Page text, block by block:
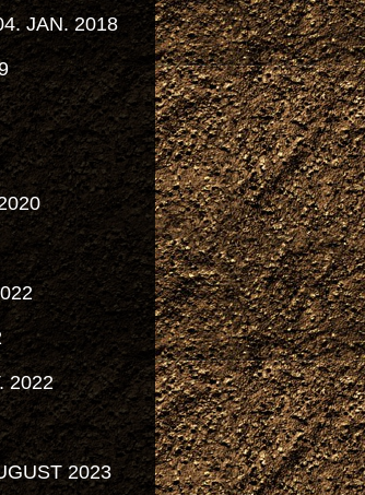
JAN. 2018
2022
2023